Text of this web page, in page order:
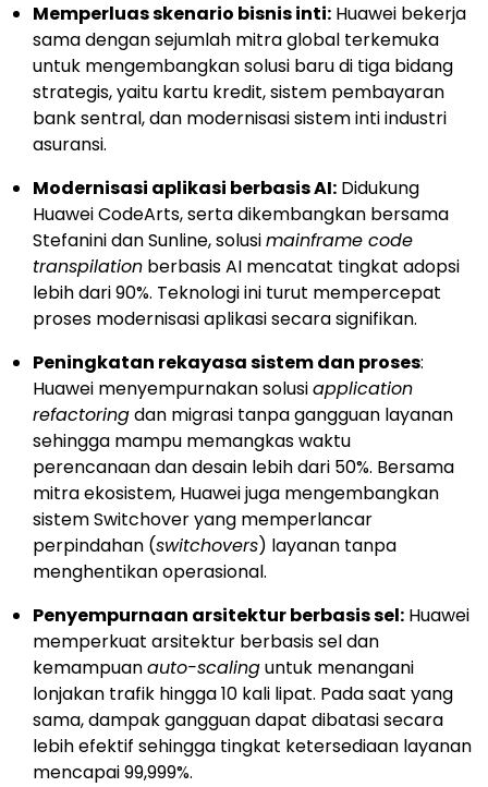
Memperluas skenario bisnis inti: Huawei bekerja
sama dengan sejumlah mitra global terkemuka
untuk mengembangkan solusi baru di tiga bidang
strategis, yaitu kartu kredit, sistem pembayaran
bank sentral, dan modernisasi sistem inti industri
asuransi.
Modernisasi aplikasi berbasis AI: Didukung
Huawei CodeArts, serta dikembangkan bersama
Stefanini dan Sunline, solusimainframe code
transpilation berbasis AI mencatat tingkat adopsi
lebih dari 90%. Teknologi ini turut mempercepat
proses modernisasi aplikasi secara signifikan.
Peningkatan rekayasa sistem dan proses:
Huawei menyempurnakan solusiapplication
refactoringdan migrasi tanpa gangguan layanan
sehingga mampu memangkas waktu
perencanaan dan desain lebih dari 50%. Bersama
mitra ekosistem, Huawei juga mengembangkan
sistem Switchover yang memperlancar
perpindahan (switchovers) layanan tanpa
menghentikan operasional.
Penyempurnaan arsitektur berbasis sel: Huawei
memperkuat arsitektur berbasis sel dan
kemampuanauto-scalinguntuk menangani
lonjakan trafik hingga 10 kali lipat. Pada saat yang
sama, dampak gangguan dapat dibatasi secara
lebih efektif sehingga tingkat ketersediaan layanan
mencapai 99,999%.